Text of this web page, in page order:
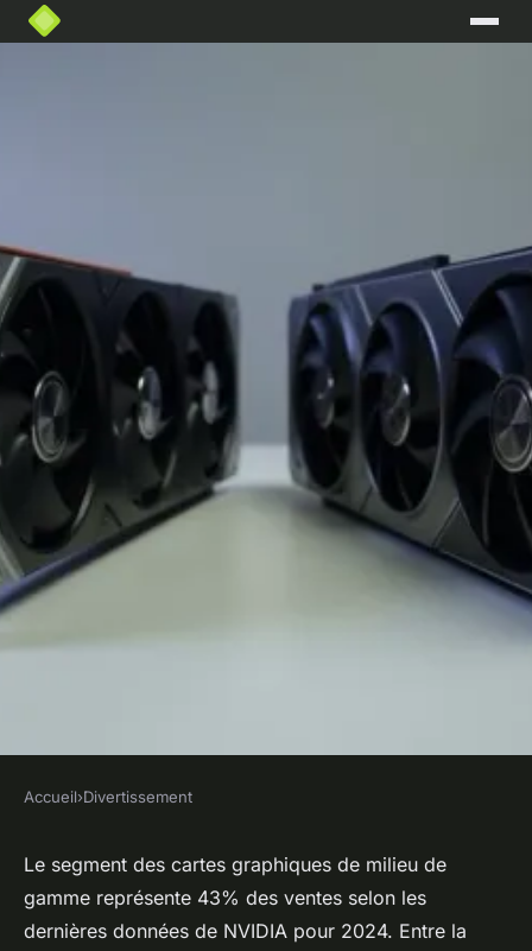
Différence entre la rtx 4060 et
4060 ti : quel modèle choisir ?
Accueil›Divertissement
Le segment des cartes graphiques de milieu de
gamme représente 43% des ventes selon les
dernières données de NVIDIA pour 2024. Entre la